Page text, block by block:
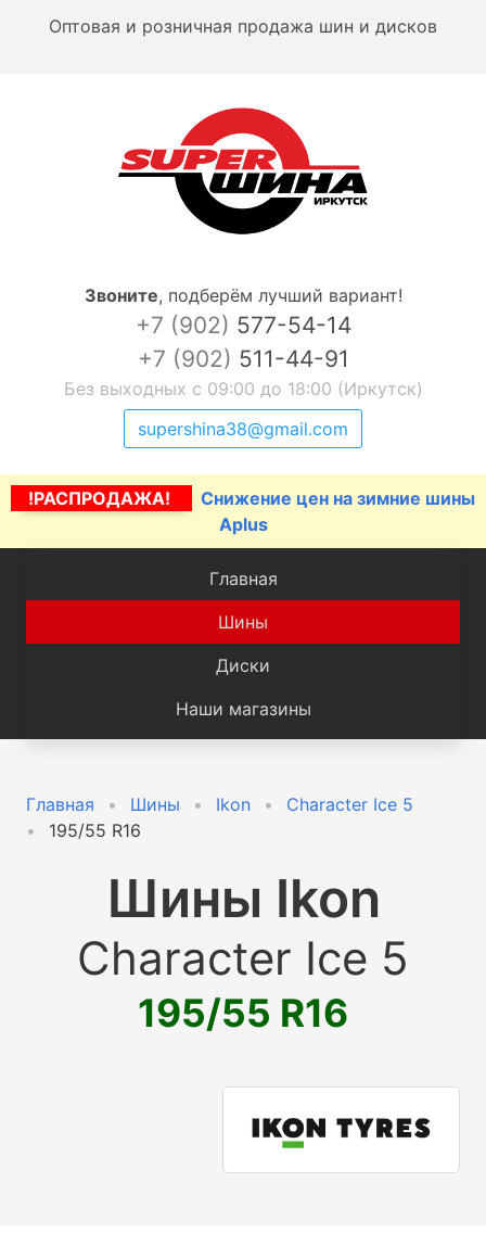
Оптовая и розничная продажа шин и дисков
Звоните, подберём лучший вариант!
+7 (902) 577-54-14
+7 (902) 511-44-91
Без выходных с 09:00 до 18:00 (Иркутск)
supershina38@gmail.com
!РАСПРОДАЖА!
Снижение цен на зимние шины
Aplus
Главная
Шины
Диски
Наши магазины
Главная Шины Ikon
Character Ice 5
195/55 R16
Шины Ikon
Character Ice 5
195/55 R16